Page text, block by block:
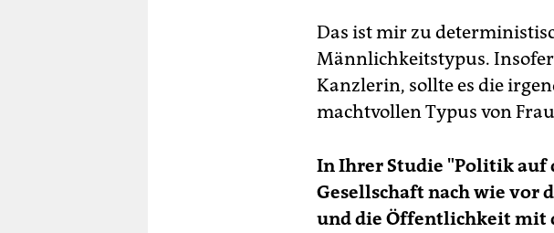
Das ist mir zu
Männlichkeitstypus.
Kanzlerin, sollte es die
machtvollen Typus von
In Ihrer Studie "Politik auf
Gesellschaft nach wie vor
und die Öffentlichkeit mit